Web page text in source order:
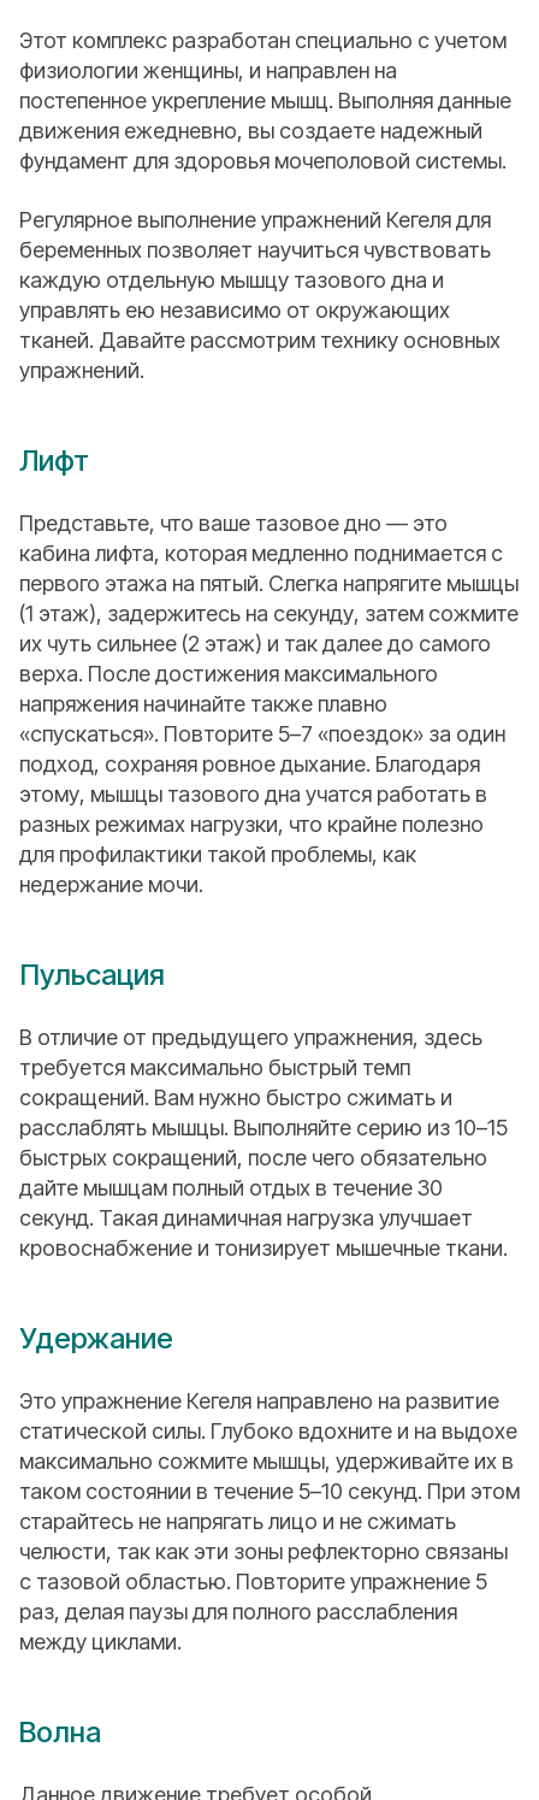
Этот комплекс разработан специально с учетом
физиологии женщины, и направлен на
постепенное укрепление мышц. Выполняя данные
движения ежедневно, вы создаете надежный
фундамент для здоровья мочеполовой системы.
Регулярное выполнение упражнений Кегеля для
беременных позволяет научиться чувствовать
каждую отдельную мышцу тазового дна и
управлять ею независимо от окружающих
тканей. Давайте рассмотрим технику основных
упражнений.
Лифт
Представьте, что ваше тазовое дно — это
кабина лифта, которая медленно поднимается с
первого этажа на пятый. Слегка напрягите мышцы
(1 этаж), задержитесь на секунду, затем сожмите
их чуть сильнее (2 этаж) и так далее до самого
верха. После достижения максимального
напряжения начинайте также плавно
«спускаться». Повторите 5–7 «поездок» за один
подход, сохраняя ровное дыхание. Благодаря
этому, мышцы тазового дна учатся работать в
разных режимах нагрузки, что крайне полезно
для профилактики такой проблемы, как
недержание мочи.
Пульсация
В отличие от предыдущего упражнения, здесь
требуется максимально быстрый темп
сокращений. Вам нужно быстро сжимать и
расслаблять мышцы. Выполняйте серию из 10–15
быстрых сокращений, после чего обязательно
дайте мышцам полный отдых в течение 30
секунд. Такая динамичная нагрузка улучшает
кровоснабжение и тонизирует мышечные ткани.
Удержание
Это упражнение Кегеля направлено на развитие
статической силы. Глубоко вдохните и на выдохе
максимально сожмите мышцы, удерживайте их в
таком состоянии в течение 5–10 секунд. При этом
старайтесь не напрягать лицо и не сжимать
челюсти, так как эти зоны рефлекторно связаны
с тазовой областью. Повторите упражнение 5
раз, делая паузы для полного расслабления
между циклами.
Волна
Данное движение требует особой